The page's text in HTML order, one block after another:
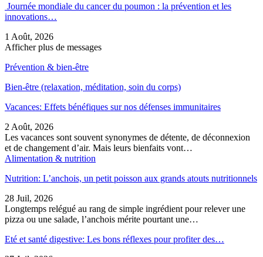
Journée mondiale du cancer du poumon : la prévention et les
innovations…
1 Août, 2026
Afficher plus de messages
Prévention & bien-être
Bien-être (relaxation, méditation, soin du corps)
Vacances: Effets bénéfiques sur nos défenses immunitaires
2 Août, 2026
Les vacances sont souvent synonymes de détente, de déconnexion
et de changement d’air. Mais leurs bienfaits vont…
Alimentation & nutrition
Nutrition: L’anchois, un petit poisson aux grands atouts nutritionnels
28 Juil, 2026
Longtemps relégué au rang de simple ingrédient pour relever une
pizza ou une salade, l’anchois mérite pourtant une…
Eté et santé digestive: Les bons réflexes pour profiter des…